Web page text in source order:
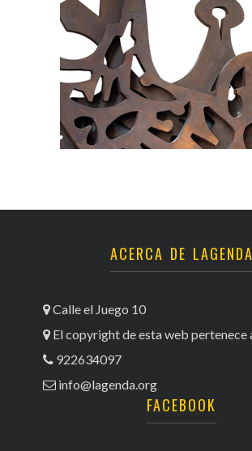
ACERCA DE LAGENDA
Calle el Juego 10
El copyright de esta web pertenece
922634097
info@lagenda.org
FACEBOOK